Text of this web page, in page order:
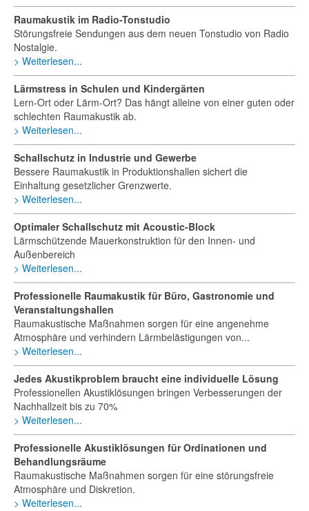
Raumakustik im Radio-Tonstudio
Störungsfreie Sendungen aus dem neuen Tonstudio von Radio
Nostalgie.
Weiterlesen...
Lärmstress in Schulen und Kindergärten
Lern-Ort oder Lärm-Ort? Das hängt alleine von einer guten oder
schlechten Raumakustik ab.
Weiterlesen...
Schallschutz in Industrie und Gewerbe
Bessere Raumakustik in Produktionshallen sichert die
Einhaltung gesetzlicher Grenzwerte.
Weiterlesen...
Optimaler Schallschutz mit Acoustic-Block
Lärmschützende Mauerkonstruktion für den Innen- und
Außenbereich
Weiterlesen...
Professionelle Raumakustik für Büro, Gastronomie und
Veranstaltungshallen
Raumakustische Maßnahmen sorgen für eine angenehme
Atmosphäre und verhindern Lärmbelästigungen von...
Weiterlesen...
Jedes Akustikproblem braucht eine individuelle Lösung
Professionellen Akustiklösungen bringen Verbesserungen der
Nachhallzeit bis zu 70%
Weiterlesen...
Professionelle Akustiklösungen für Ordinationen und
Behandlungsräume
Raumakustische Maßnahmen sorgen für eine störungsfreie
Atmosphäre und Diskretion.
Weiterlesen...